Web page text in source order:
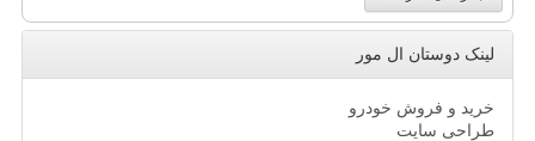
لینک دوستان ال مور
خرید و فروش خودرو
طراحی سایت